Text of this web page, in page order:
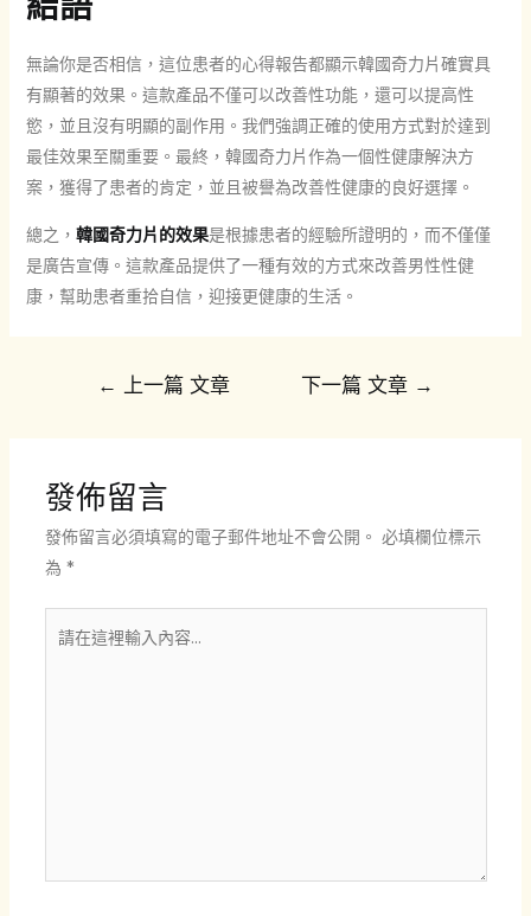
無論你是否相信，這位患者的心得報告都顯示韓國奇力片確實具
有顯著的效果。這款產品不僅可以改善性功能，還可以提高性
慾，並且沒有明顯的副作用。我們強調正確的使用方式對於達到
最佳效果至關重要。最終，韓國奇力片作為一個性健康解決方
案，獲得了患者的肯定，並且被譽為改善性健康的良好選擇。
總之， 韓國奇力片的效果是根據患者的經驗所證明的，而不僅僅
是廣告宣傳。這款產品提供了一種有效的方式來改善男性性健
康，幫助患者重拾自信，迎接更健康的生活。
← 上一篇 文章 下一篇 文章 →
發佈留言
發佈留言必須填寫的電子郵件地址不會公開。 必填欄位標示
為 *
在